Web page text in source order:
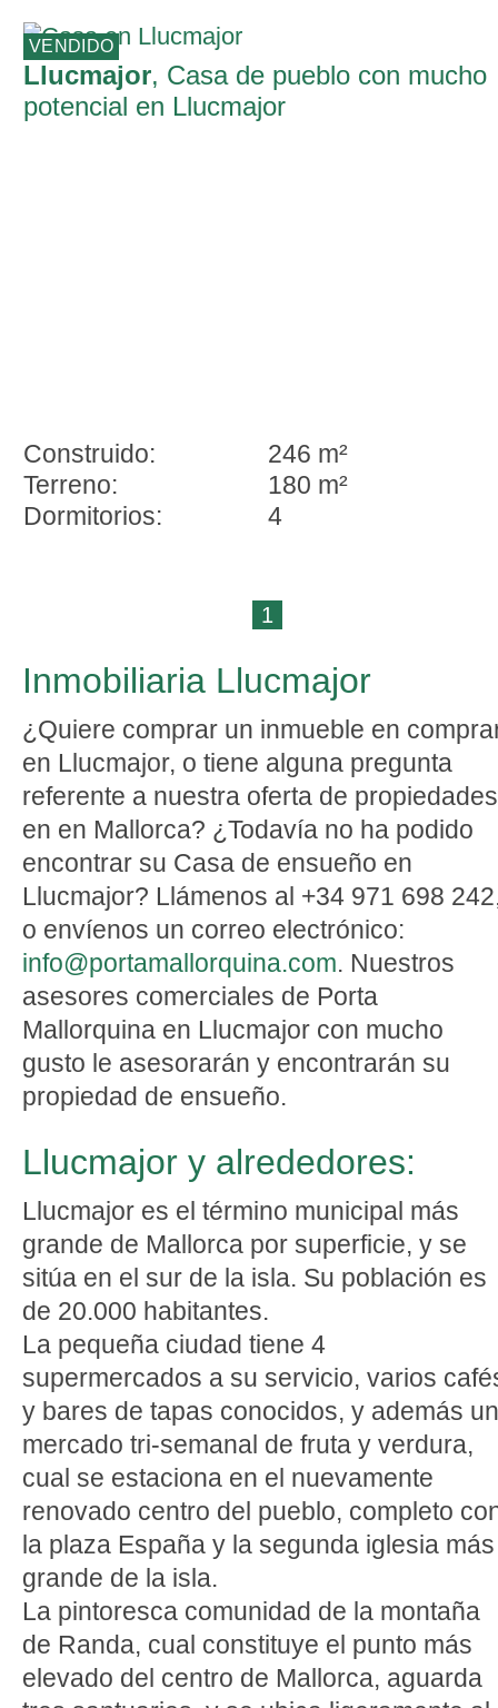
VENDIDO
Llucmajor, Casa de pueblo con mucho
potencial en Llucmajor
Construido:
246 m²
Terreno:
180 m²
Dormitorios:
4
1
Inmobiliaria Llucmajor
¿Quiere comprar un inmueble en
en Llucmajor, o tiene alguna pregunta
referente a nuestra oferta de propiedades
en en Mallorca? ¿Todavía no ha podido
encontrar su Casa de ensueño en
Llucmajor? Llámenos al +34 971 698
o envíenos un correo electrónico:
info@portamallorquina.com. Nuestros
asesores comerciales de Porta
Mallorquina en Llucmajor con mucho
gusto le asesorarán y encontrarán su
propiedad de ensueño.
Llucmajor y alrededores:
Llucmajor es el término municipal más
grande de Mallorca por superficie, y se
sitúa en el sur de la isla. Su población es
de 20.000 habitantes.
La pequeña ciudad tiene 4
supermercados a su servicio, varios
y bares de tapas conocidos, y además un
mercado tri-semanal de fruta y verdura,
cual se estaciona en el nuevamente
renovado centro del pueblo, completo
la plaza España y la segunda iglesia más
grande de la isla.
La pintoresca comunidad de la montaña
de Randa, cual constituye el punto más
elevado del centro de Mallorca, aguarda